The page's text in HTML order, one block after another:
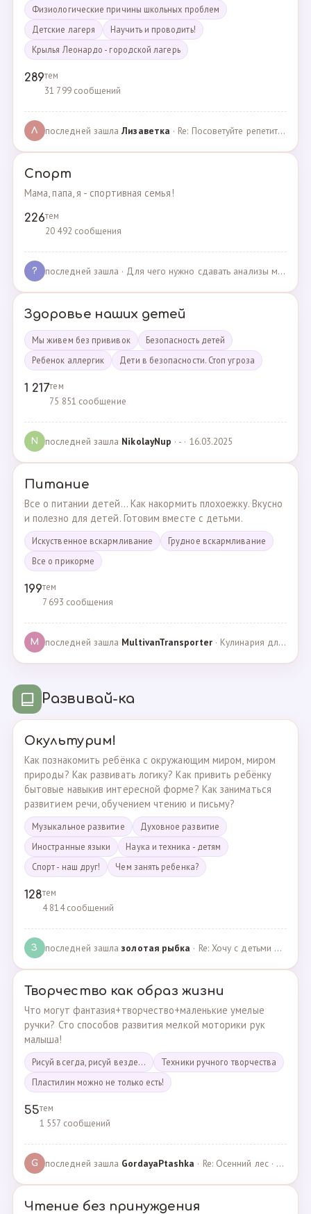
Физиологические причины школьных проблем
Детские лагеря
Научить и проводить!
Крылья Леонардо - городской лагерь
289тем
31 799 сообщений
Л последней зашлаЛизаветка · Re: Посоветуйте репетитора по английскому · 27.11.2024
Спорт
Мама, папа, я - спортивная семья!
226тем
20 492 сообщения
? последней зашла · Для чего нужно сдавать анализы мочи спортсменам? · 03.05.2025
Здоровье наших детей
Мы живем без прививок
Безопасность детей
Ребенок аллергик
Дети в безопасности. Стоп угроза
1 217тем
75 851 сообщение
N последней зашла NikolayNup · - · 16.03.2025
Питание
Все о питании детей... Как накормить плохоежку. Вкусно
и полезно для детей. Готовим вместе с детьми.
Искуственное вскармливание
Грудное вскармливание
Все о прикорме
199тем
7 693 сообщения
M последней зашла MultivanTransporter· Кулинария для более старших · 24.10.2024
Развивай-ка
Окультурим!
Как познакомить ребёнка с окружающим миром, миром
природы? Как развивать логику? Как привить ребёнку
бытовые навыкив интересной форме? Как заниматься
развитием речи, обучением чтению и письму?
Музыкальное развитие
Духовное развитие
Иностранные языки
Наука и техника - детям
Спорт - наш друг!
Чем занять ребенка?
128тем
4 814 сообщений
З последней зашлазолотая рыбка · Re: Хочу с детьми поехать на следующей неделе в Сан… · 19.05.2024
Творчество как образ жизни
Что могут фантазия+творчество+маленькие умелые
ручки? Сто способов развития мелкой моторики рук
малыша!
Рисуй всегда, рисуй везде...
Техники ручного творчества
Пластилин можно не только есть!
55тем
1 557 сообщений
G последней зашла GordayaPtashka · Re: Осенний лес · 05.05.2022
Чтение без принуждения